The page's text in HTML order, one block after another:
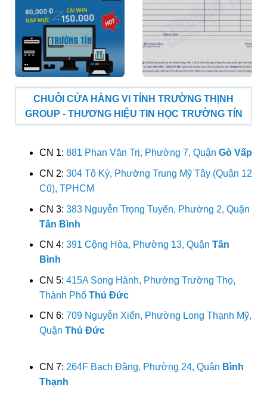
CHUỖI CỬA HÀNG VI TÍNH TRƯỜNG THỊNH
GROUP - THƯƠNG HIỆU TIN HỌC TRƯỜNG TÍN
CN 1: 881 Phan Văn Trị, Phường 7, Quận Gò Vấp
CN 2: 304 Tô Ký, Phường Trung Mỹ Tây (Quận 12
Cũ), TPHCM
CN 3: 383 Nguyễn Trọng Tuyển, Phường 2, Quận
Tân Bình
CN 4: 391 Cộng Hòa, Phường 13, Quận Tân
Bình
CN 5: 415A Song Hành, Phường Trường Thọ,
Thành Phố Thủ Đức
CN 6: 709 Nguyễn Xiển, Phường Long Thạnh Mỹ,
Quận Thủ Đức
CN 7: 264F Bạch Đằng, Phường 24, Quận Bình
Thạnh